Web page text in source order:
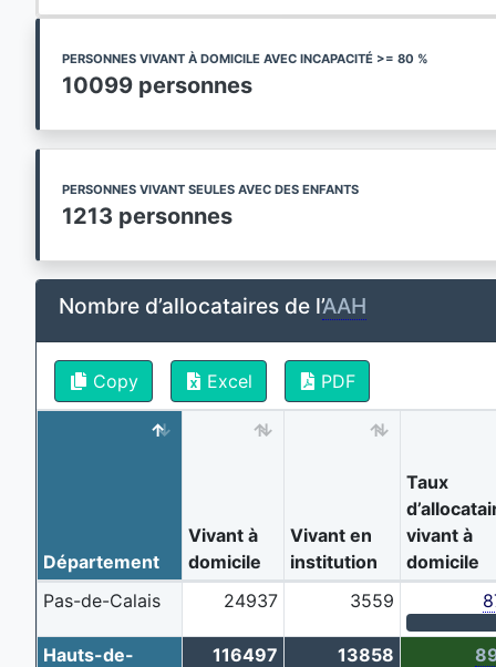
PERSONNES VIVANT À DOMICILE AVEC INCAPACITÉ >= 80 %
10099 personnes
PERSONNES VIVANT SEULES AVEC DES ENFANTS
1213 personnes
Nombre d’allocataires de l’AAH
Copy Excel PDF
Département
Vivant à
domicile
Vivant en
institution
Taux
vivant à
domicile
Pas-de-Calais
24937 3559
Hauts-de-
116497 13858